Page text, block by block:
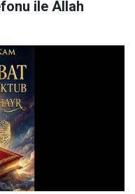
ile Allah